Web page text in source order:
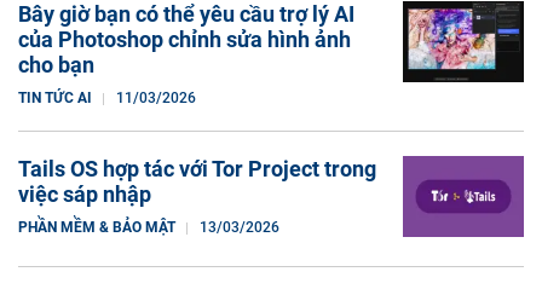
Bây giờ bạn có thể yêu cầu trợ lý AI
của Photoshop chỉnh sửa hình ảnh
cho bạn
TIN TỨC AI 11/03/2026
Tails OS hợp tác với Tor Project trong
việc sáp nhập
PHẦN MỀM & BẢO MẬT 13/03/2026